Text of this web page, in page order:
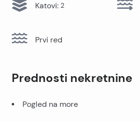
Katovi: 2
Prvi red
Prednosti nekretnine
Pogled na more